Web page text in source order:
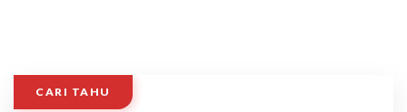
CARI TAHU